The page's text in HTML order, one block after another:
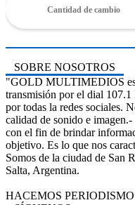
SOBRE NOSOTROS
"GOLD MULTIMEDIOS
transmisión por el dial
por todas la redes sociales.
calidad de sonido e
con el fin de brindar
objetivo. Es lo que nos
Somos de la ciudad de San
Salta, Argentina.
HACEMOS